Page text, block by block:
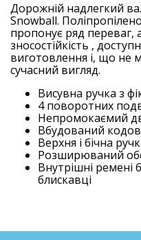
Дорожній надлегкий
Snowball.
пропонує ряд переваг,
зносостійкість ,
виготовлення і, що не
сучасний вигляд.
Висувна ручка з
4 поворотних
Непромокаємий
Вбудований
Верхня і бічна
Розширюваний
Внутрішні ремені
блискавці